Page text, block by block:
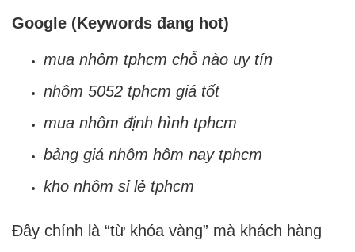
Google (Keywords đang hot)
mua nhôm tphcm chỗ nào uy tín
nhôm 5052 tphcm giá tốt
mua nhôm định hình tphcm
bảng giá nhôm hôm nay tphcm
kho nhôm sỉ lẻ tphcm
Đây chính là “từ khóa vàng” mà khách hàng